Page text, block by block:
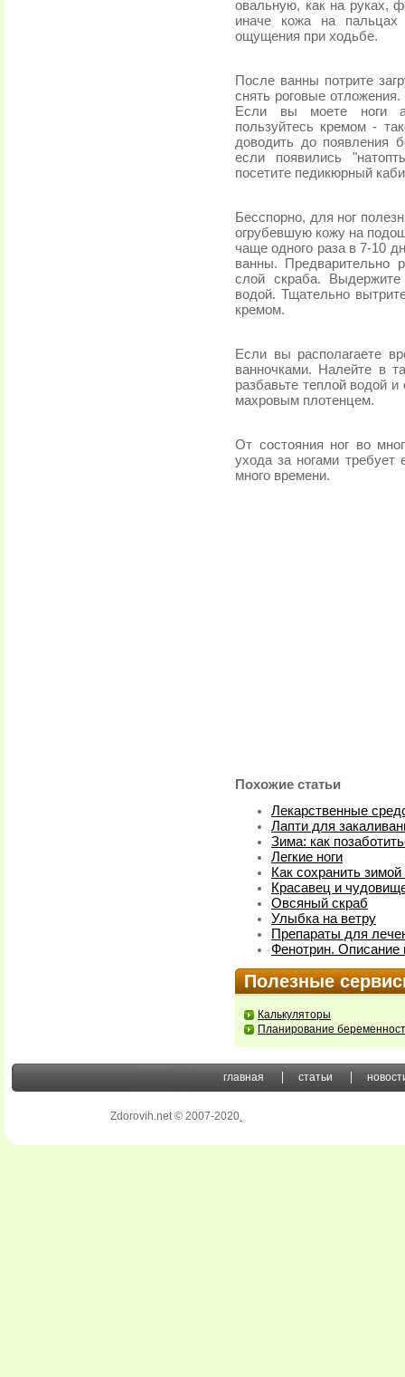
овальную, как на руках,
иначе кожа на пальцах
ощущения при ходьбе.
После ванны потрите
снять роговые
Если вы моете ноги
пользуйтесь кремом -
доводить до появления
если появились
посетите педикюрный
Бесспорно, для ног
огрубевшую кожу на
чаще одного раза в 7-10
ванны. Предварительно
слой скраба.
водой. Тщательно
кремом.
Если вы располагаете
ванночками. Налейте в
разбавьте теплой водой и
махровым плотенцем.
От состояния ног во
ухода за ногами требует
много времени.
Похожие статьи
Лекарственные
Лапти для
Зима: как
Легкие ноги
Как сохранить
Красавец и
Овсяный скраб
Улыбка на ветру
Препараты для
Фенотрин. Описание
Полезные
Калькуляторы
Планирование
главная статьи
Zdorovih.net © 2007-2020